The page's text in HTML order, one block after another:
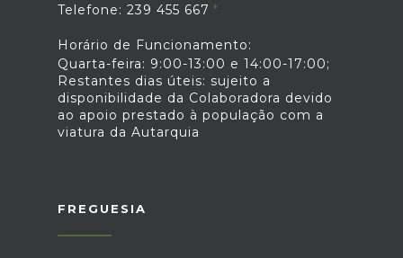
Telefone: 239 455 667
Horário de Funcionamento:
Quarta-feira: 9:00-13:00 e 14:00-17:00;
Restantes dias úteis: sujeito a
disponibilidade da Colaboradora devido
ao apoio prestado à população com a
viatura da Autarquia
FREGUESIA